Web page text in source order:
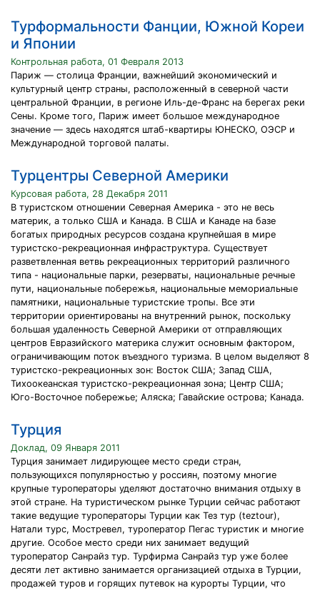
Турформальности Фанции, Южной Кореи
и Японии
Контрольная работа, 01 Февраля 2013
Париж — столица Франции, важнейший экономический и
культурный центр страны, расположенный в северной части
центральной Франции, в регионе Иль-де-Франс на берегах реки
Сены. Кроме того, Париж имеет большое международное
значение — здесь находятся штаб-квартиры ЮНЕСКО, ОЭСР и
Международной торговой палаты.
Турцентры Северной Америки
Курсовая работа, 28 Декабря 2011
В туристском отношении Северная Америка - это не весь
материк, а только США и Канада. В США и Канаде на базе
богатых природных ресурсов создана крупнейшая в мире
туристско-рекреационная инфраструктура. Существует
разветвленная ветвь рекреационных территорий различного
типа - национальные парки, резерваты, национальные речные
пути, национальные побережья, национальные мемориальные
памятники, национальные туристские тропы. Все эти
территории ориентированы на внутренний рынок, поскольку
большая удаленность Северной Америки от отправляющих
центров Евразийского материка служит основным фактором,
ограничивающим поток въездного туризма. В целом выделяют 8
туристско-рекреационных зон: Восток США; Запад США,
Тихоокеанская туристско-рекреационная зона; Центр США;
Юго-Восточное побережье; Аляска; Гавайские острова; Канада.
Турция
Доклад, 09 Января 2011
Турция занимает лидирующее место среди стран,
пользующихся популярностью у россиян, поэтому многие
крупные туроператоры уделяют достаточно внимания отдыху в
этой стране. На туристическом рынке Турции сейчас работают
такие ведущие туроператоры Турции как Тез тур (teztour),
Натали турс, Мостревел, туроператор Пегас туристик и многие
другие. Особое место среди них занимает ведущий
туроператор Санрайз тур. Турфирма Санрайз тур уже более
десяти лет активно занимается организацией отдыха в Турции,
продажей туров и горящих путевок на курорты Турции, что